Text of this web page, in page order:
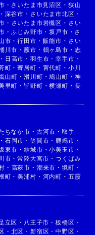
・ さいたま市見沼区 ・ 狭山
・ 深谷市 ・ さいたま市北区 ・
・ さいたま市岩槻区 ・ さい
・ふじみ野市 ・坂戸市 ・ さ
市 ・行田市 ・飯能市 ・ さい
川市 ・蕨市 ・ 鶴ヶ島市 ・ 志
・ 日高市 ・ 羽生市 ・幸手市 ・
町 ・寄居町 ・ 宮代町 ・ 小川
山町 ・滑川町 ・鳩山町 ・ 神
里町 ・ 皆野町 ・横瀬町 ・ 長
ちなか市 ・ 古河市 ・ 取手
・ 石岡市 ・ 笠間市 ・ 鹿嶋市 ・
東市 ・結城市 ・小美玉市 ・
市 ・常陸大宮市 ・つくばみ
・ 高萩市 ・ 潮来市 ・ 境町 ・
町 ・美浦村 ・ 河内町 ・ 五霞
足立区 ・ 八王子市 ・板橋区 ・
・ 北区 ・ 新宿区 ・中野区 ・